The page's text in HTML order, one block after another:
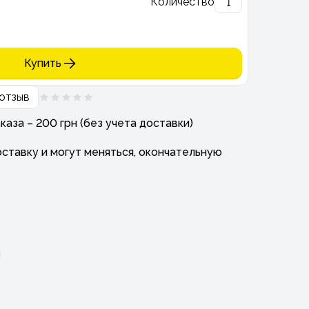
Купить
– 200 грн (без учета доставки)
и могут меняться, окончательную